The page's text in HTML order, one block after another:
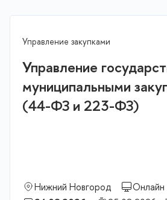
Управление закупками
Управление
муниципальными
(44-ФЗ и 223-ФЗ)
Нижний Новгород
Онлайн